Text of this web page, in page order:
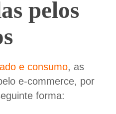
pelos
e consumo, as
e-commerce, por
forma: